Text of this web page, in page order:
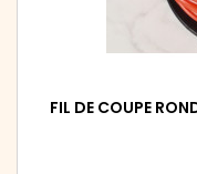
FIL DE COUPE